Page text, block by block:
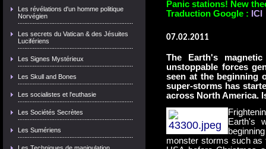
Les révélations d'un homme politique
Norvégien
Les secrets du Vatican & des Jésuites
Lucifériens
Les Signes Mystérieux
Les Skull and Bones
Les socialistes et l'euthasie
Les Sociétés Secrètes
Les Sumériens
Panic stations! New
Traduction Google : ICI
07.02.2011
The Earth's
unstoppable forces
seen at the beginning
super-storms has
across North America.
Earth's
monster storms such as